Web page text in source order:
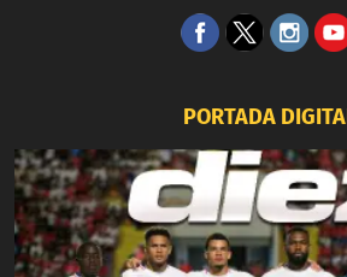
PORTADA